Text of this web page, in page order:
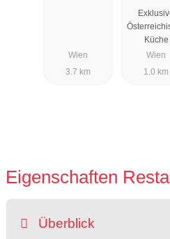
Wien
3.7 km
Küche
Wien
1.0 km
Eigenschaften
Überblick